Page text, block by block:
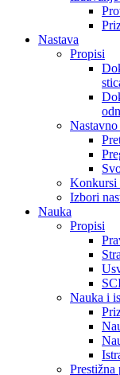
Nastava
Propisi
Konkursi
Izbori
Nauka
Propisi
Nauka i
Prestižna